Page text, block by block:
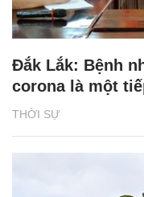
THỜI SỰ
Đắk Lắk: Bệnh
corona là một